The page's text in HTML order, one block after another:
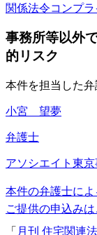
関係法令コンプラ
事務所等以外
的リスク
本件を担当した
小宮 望夢
弁護士
アソシエイト 東
本件の弁護士に
ご提供の申込み
「 月刊 住宅関連